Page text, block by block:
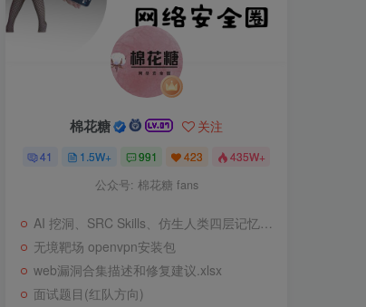
棉花糖 关注
41 1.5W+ 991 423 435W+
公众号: 棉花糖 fans
AI 挖洞、SRC Skills、仿生人类四层记忆系统
无境靶场 openvpn安装包
web漏洞合集描述和修复建议.xlsx
面试题目(红队方向)